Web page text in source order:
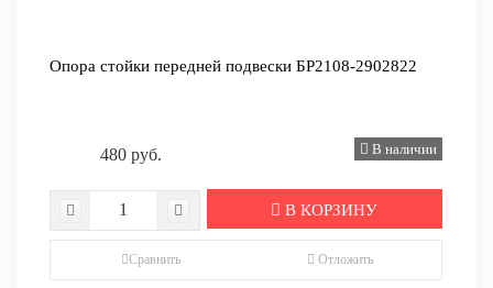
Опора стойки передней подвески БР2108-2902822
480 руб. В наличии
В КОРЗИНУ
Сравнить Отложить